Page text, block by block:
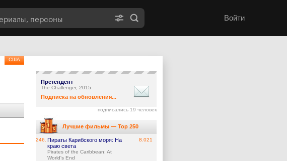
Войти
США
Претендент
The Challenger, 2015
Подписка на обновления...
подписались 19 человек
Лучшие фильмы — Top 250
246. Пираты Карибского моря: На
краю света
Pirates of the Caribbean: At
World's End
8.021